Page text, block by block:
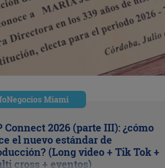
Miami
Connect 2026 (parte III): ¿cómo
el nuevo estándar de
(Long video + Tik Tok +
cross + eventos)